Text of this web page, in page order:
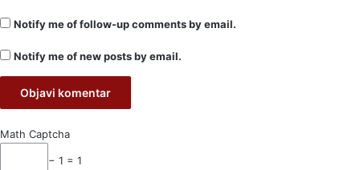
Notify me of follow-up comments by email.
Notify me of new posts by email.
Math Captcha
− 1 = 1